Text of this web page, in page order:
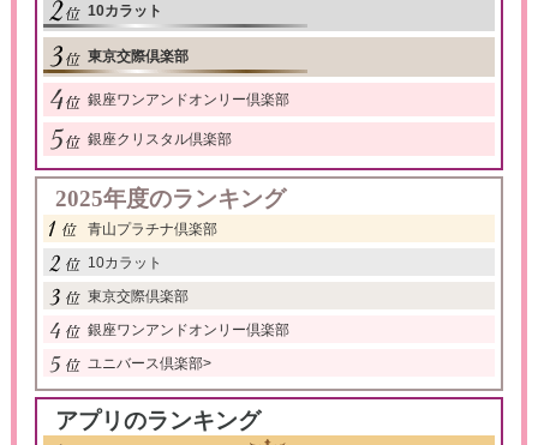
10カラット
東京交際倶楽部
銀座ワンアンドオンリー倶楽部
銀座クリスタル倶楽部
2025年度のランキング
青山プラチナ倶楽部
10カラット
東京交際倶楽部
銀座ワンアンドオンリー倶楽部
ユニバース倶楽部>
アプリのランキング